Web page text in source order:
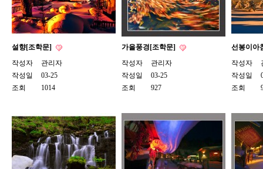
설향[조학문]
작성자
관리자
작성일
03-25
조회
1014
가을풍경[조학문]
작성자
관리자
작성일
03-25
조회
927
선봉이아
작성자
작성일
조회